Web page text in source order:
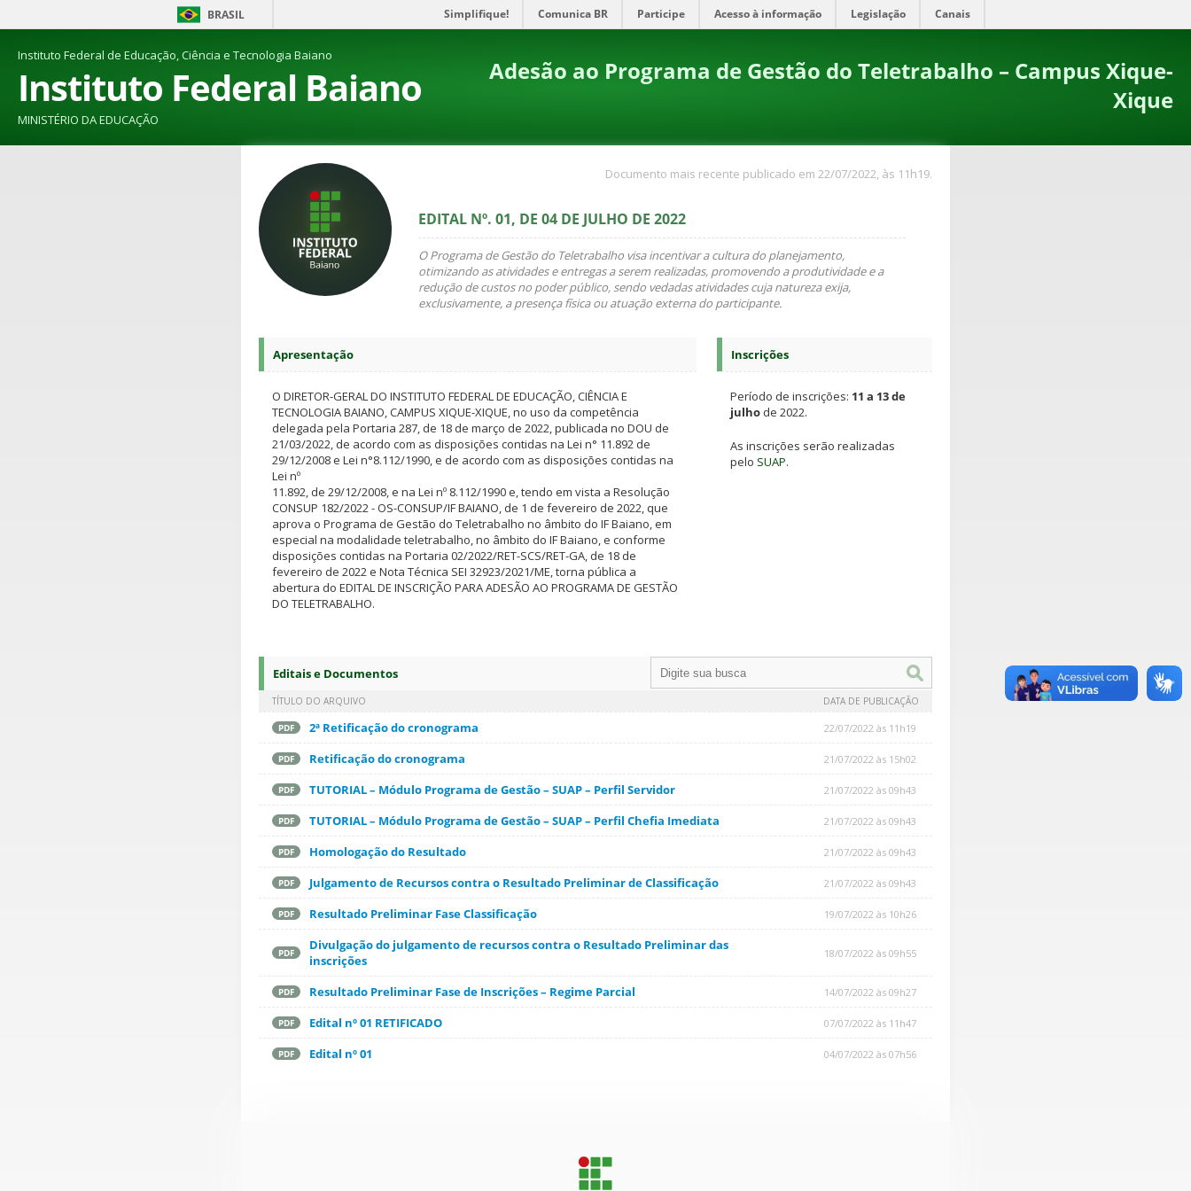
BRASIL Simplifique! Comunica BR Participe Acesso à informação Legislação Canais
Instituto Federal de Educação, Ciência e Tecnologia Baiano
Instituto Federal Baiano
MINISTÉRIO DA EDUCAÇÃO
Adesão ao Programa de Gestão do Teletrabalho – Campus Xique-
Xique
Documento mais recente publicado em 22/07/2022, às 11h19.
EDITAL Nº. 01, DE 04 DE JULHO DE 2022
O Programa de Gestão do Teletrabalho visa incentivar a cultura do planejamento,
otimizando as atividades e entregas a serem realizadas, promovendo a produtividade e a
redução de custos no poder público, sendo vedadas atividades cuja natureza exija,
exclusivamente, a presença física ou atuação externa do participante.
Apresentação
O DIRETOR-GERAL DO INSTITUTO FEDERAL DE EDUCAÇÃO, CIÊNCIA E
TECNOLOGIA BAIANO, CAMPUS XIQUE-XIQUE, no uso da competência
delegada pela Portaria 287, de 18 de março de 2022, publicada no DOU de
21/03/2022, de acordo com as disposições contidas na Lei n° 11.892 de
29/12/2008 e Lei n°8.112/1990, e de acordo com as disposições contidas na
Lei nº
11.892, de 29/12/2008, e na Lei nº 8.112/1990 e, tendo em vista a Resolução
CONSUP 182/2022 - OS-CONSUP/IF BAIANO, de 1 de fevereiro de 2022, que
aprova o Programa de Gestão do Teletrabalho no âmbito do IF Baiano, em
especial na modalidade teletrabalho, no âmbito do IF Baiano, e conforme
disposições contidas na Portaria 02/2022/RET-SCS/RET-GA, de 18 de
fevereiro de 2022 e Nota Técnica SEI 32923/2021/ME, torna pública a
abertura do EDITAL DE INSCRIÇÃO PARA ADESÃO AO PROGRAMA DE GESTÃO
DO TELETRABALHO.
Inscrições
Período de inscrições: 11 a 13 de
julhode 2022.
As inscrições serão realizadas
pelo SUAP.
Editais e Documentos
TÍTULO DO ARQUIVO DATA DE PUBLICAÇÃO
PDF 2ª Retificação do cronograma 22/07/2022 às 11h19
PDF Retificação do cronograma 21/07/2022 às 15h02
PDF TUTORIAL – Módulo Programa de Gestão – SUAP – Perfil Servidor 21/07/2022 às 09h43
PDF TUTORIAL – Módulo Programa de Gestão – SUAP – Perfil Chefia Imediata 21/07/2022 às 09h43
PDF Homologação do Resultado 21/07/2022 às 09h43
PDF Julgamento de Recursos contra o Resultado Preliminar de Classificação 21/07/2022 às 09h43
PDF Resultado Preliminar Fase Classificação 19/07/2022 às 10h26
PDF
Divulgação do julgamento de recursos contra o Resultado Preliminar das
inscrições
18/07/2022 às 09h55
PDF Resultado Preliminar Fase de Inscrições – Regime Parcial 14/07/2022 às 09h27
PDF Edital nº 01 RETIFICADO 07/07/2022 às 11h47
PDF Edital nº 01 04/07/2022 às 07h56